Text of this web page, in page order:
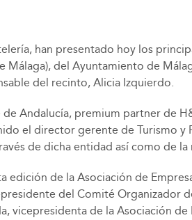
han presentado hoy los
del Ayuntamiento de
del recinto, Alicia Izquierdo.
Andalucía, premium partner de
el director gerente de Turismo y
de dicha entidad así como de la
edición de la Asociación de
del Comité Organizador
vicepresidenta de la Asociación de